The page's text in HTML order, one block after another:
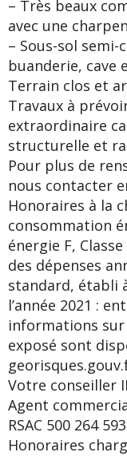
– Très beaux
avec une
– Sous-sol
buanderie, cave
Terrain clos et
Travaux à
extraordinaire
structurelle et
Pour plus de
nous contacter
Honoraires à la
consommation
énergie F,
des dépenses
standard, établi
l’année 2021 :
informations sur
exposé sont
Votre conseiller
Agent
RSAC 500 264 593
Honoraires